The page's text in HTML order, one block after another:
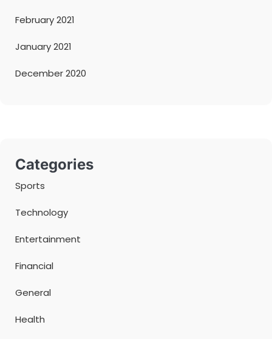
February 2021
January 2021
December 2020
Categories
Sports
Technology
Entertainment
Financial
General
Health